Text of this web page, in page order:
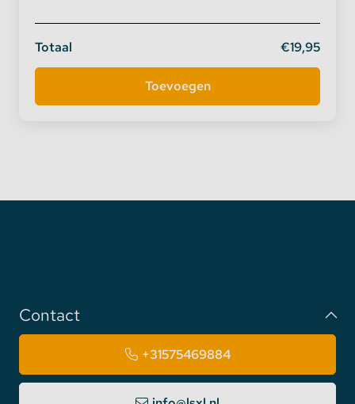
Het signaal vanaf de afstandsbediening wordt
automatisch verzonden naar de controller. Heeft u
meerdere controllers in huis (denk aan in de
slaapkamer, keuken, woonkamer etc.), dan is de
besturingsafstand onbegrensd. Eén controller kan
Totaal €19,95
Contact
+31575469884